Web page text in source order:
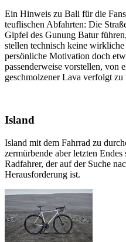
Ein Hinweis zu Bali für die
teuflischen Abfahrten: Die
Gipfel des Gunung Batur
stellen technisch keine
persönliche Motivation doch
passenderweise vorstellen, von
geschmolzener Lava verfolgt zu
Island
Island mit dem Fahrrad zu
zermürbende aber letzten
Radfahrer, der auf der Suche
Herausforderung ist.